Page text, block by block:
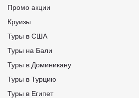
Промо акции
Круизы
Туры в США
Туры на Бали
Туры в Доминикану
Туры в Турцию
Туры в Египет